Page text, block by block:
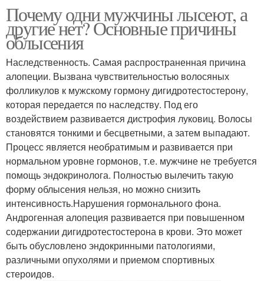
Почему одни мужчины лысеют, а
другие нет? Основные причины
облысения
Наследственность. Самая распространенная причина
алопеции. Вызвана чувствительностью волосяных
фолликулов к мужскому гормону дигидротестостерону,
которая передается по наследству. Под его
воздействием развивается дистрофия луковиц. Волосы
становятся тонкими и бесцветными, а затем выпадают.
Процесс является необратимым и развивается при
нормальном уровне гормонов, т.е. мужчине не требуется
помощь эндокринолога. Полностью вылечить такую
форму облысения нельзя, но можно снизить
интенсивность.Нарушения гормонального фона.
Андрогенная алопеция развивается при повышенном
содержании дигидротестостерона в крови. Это может
быть обусловлено эндокринными патологиями,
различными опухолями и приемом спортивных
стероидов.